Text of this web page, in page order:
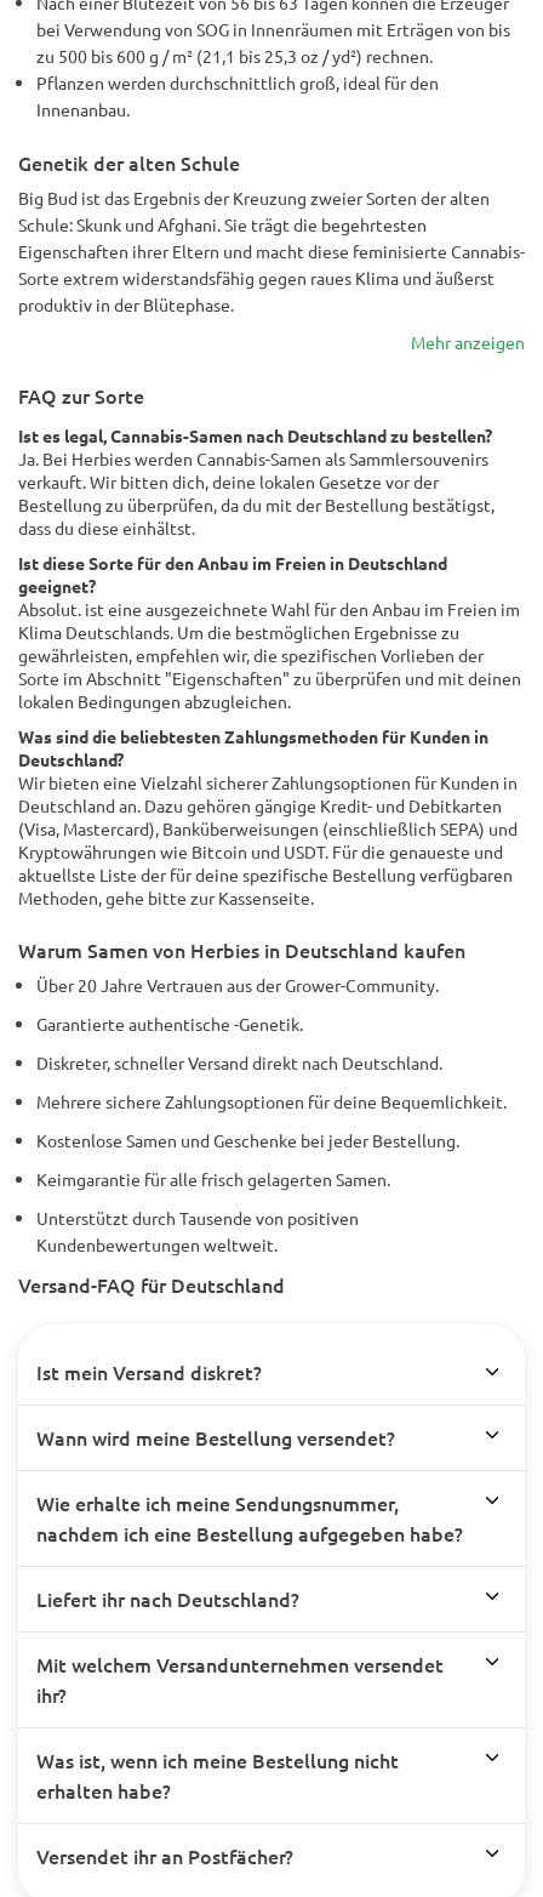
bei Verwendung von SOG in Innenräumen mit Erträgen von bis
zu 500 bis 600 g / m² (21,1 bis 25,3 oz / yd²) rechnen.
Pflanzen werden durchschnittlich groß, ideal für den
Innenanbau.
Genetik der alten Schule
Big Bud ist das Ergebnis der Kreuzung zweier Sorten der alten
Schule: Skunk und Afghani. Sie trägt die begehrtesten
Eigenschaften ihrer Eltern und macht diese feminisierte Cannabis-
Sorte extrem widerstandsfähig gegen raues Klima und äußerst
produktiv in der Blütephase.
Mehr anzeigen
FAQ zur Sorte
Ist es legal, Cannabis-Samen nach Deutschland zu bestellen?
Ja. Bei Herbies werden Cannabis-Samen als Sammlersouvenirs
verkauft. Wir bitten dich, deine lokalen Gesetze vor der
Bestellung zu überprüfen, da du mit der Bestellung bestätigst,
dass du diese einhältst.
Ist diese Sorte für den Anbau im Freien in Deutschland
geeignet?
Absolut. ist eine ausgezeichnete Wahl für den Anbau im Freien im
Klima Deutschlands. Um die bestmöglichen Ergebnisse zu
gewährleisten, empfehlen wir, die spezifischen Vorlieben der
Sorte im Abschnitt "Eigenschaften" zu überprüfen und mit deinen
lokalen Bedingungen abzugleichen.
Was sind die beliebtesten Zahlungsmethoden für Kunden in
Deutschland?
Wir bieten eine Vielzahl sicherer Zahlungsoptionen für Kunden in
Deutschland an. Dazu gehören gängige Kredit- und Debitkarten
(Visa, Mastercard), Banküberweisungen (einschließlich SEPA) und
Kryptowährungen wie Bitcoin und USDT. Für die genaueste und
aktuellste Liste der für deine spezifische Bestellung verfügbaren
Methoden, gehe bitte zur Kassenseite.
Warum Samen von Herbies in Deutschland kaufen
Über 20 Jahre Vertrauen aus der Grower-Community.
Garantierte authentische -Genetik.
Diskreter, schneller Versand direkt nach Deutschland.
Mehrere sichere Zahlungsoptionen für deine Bequemlichkeit.
Kostenlose Samen und Geschenke bei jeder Bestellung.
Keimgarantie für alle frisch gelagerten Samen.
Unterstützt durch Tausende von positiven
Kundenbewertungen weltweit.
Versand-FAQ für Deutschland
Ist mein Versand diskret?
Wann wird meine Bestellung versendet?
Wie erhalte ich meine Sendungsnummer,
nachdem ich eine Bestellung aufgegeben habe?
Liefert ihr nach Deutschland?
Mit welchem Versandunternehmen versendet
ihr?
Was ist, wenn ich meine Bestellung nicht
erhalten habe?
Versendet ihr an Postfächer?